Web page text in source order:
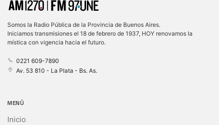
Somos la Radio Pública de la Provincia de Buenos Aires.
Iniciamos transmisiones el 18 de febrero de 1937, HOY renovamos la
mística con vigencia hacia el futuro.
0221 609-7890
Av. 53 810 - La Plata - Bs. As.
MENÚ
Inicio